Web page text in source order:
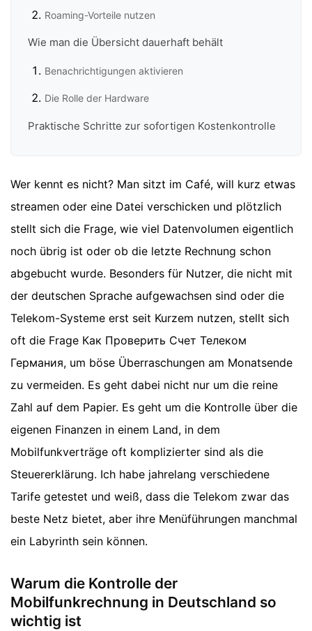
Roaming-Vorteile nutzen
Wie man die Übersicht dauerhaft behält
Benachrichtigungen aktivieren
Die Rolle der Hardware
Praktische Schritte zur sofortigen Kostenkontrolle
Wer kennt es nicht? Man sitzt im Café, will kurz etwas
streamen oder eine Datei verschicken und plötzlich
stellt sich die Frage, wie viel Datenvolumen eigentlich
noch übrig ist oder ob die letzte Rechnung schon
abgebucht wurde. Besonders für Nutzer, die nicht mit
der deutschen Sprache aufgewachsen sind oder die
Telekom-Systeme erst seit Kurzem nutzen, stellt sich
oft die Frage Как Проверить Счет Телеком
Германия, um böse Überraschungen am Monatsende
zu vermeiden. Es geht dabei nicht nur um die reine
Zahl auf dem Papier. Es geht um die Kontrolle über die
eigenen Finanzen in einem Land, in dem
Mobilfunkverträge oft komplizierter sind als die
Steuererklärung. Ich habe jahrelang verschiedene
Tarife getestet und weiß, dass die Telekom zwar das
beste Netz bietet, aber ihre Menüführungen manchmal
ein Labyrinth sein können.
Warum die Kontrolle der
Mobilfunkrechnung in Deutschland so
wichtig ist